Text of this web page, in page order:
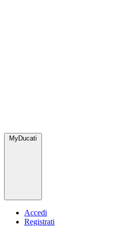
MyDucati
Accedi
Registrati